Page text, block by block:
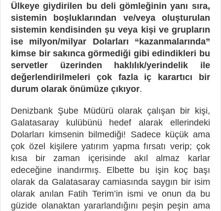
Ülkeye giydirilen bu deli gömleğinin yanı sıra,
sistemin boşluklarından ve/veya oluşturulan
sistemin kendisinden şu veya kişi ve grupların
ise milyon/milyar Dolarları “kazanmalarında”
kimse bir sakınca görmediği gibi edindikleri bu
servetler üzerinden haklılık/yerindelik ile
değerlendirilmeleri çok fazla iç karartıcı bir
durum olarak önümüze çıkıyor.
Denizbank Şube Müdürü olarak çalışan bir kişi,
Galatasaray kulübünü hedef alarak ellerindeki
Dolarları kimsenin bilmediği! Sadece küçük ama
çok özel kişilere yatırım yapma fırsatı verip; çok
kısa bir zaman içerisinde akıl almaz karlar
edeceğine inandırmış. Elbette bu işin koç başı
olarak da Galatasaray camiasında saygın bir isim
olarak anılan Fatih Terim’in ismi ve onun da bu
güzide olanaktan yararlandığını peşin peşin ama